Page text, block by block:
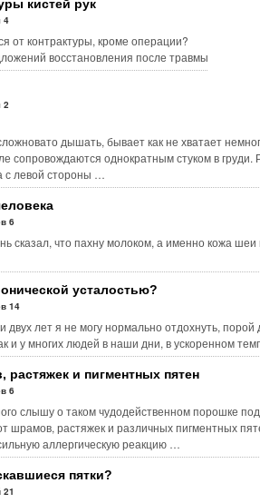
кистей рук
4
от контрактуры, кроме операции?
восстановления после травмы
2
дышать, бывает как не хватает
сопровождаются однократным стуком в груди.
с левой стороны …
6
сказал, что пахну молоком, а именно кожа шеи
усталостью?
14
двух лет я не могу нормально отдохнуть, порой
и у многих людей в наши дни, в ускоренном
растяжек и пигментных пятен
6
слышу о таком чудодейственном порошке
шрамов, растяжек и различных пигментных
аллергическую реакцию …
пятки?
21